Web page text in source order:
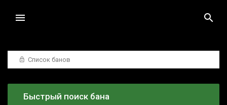
Список банов
Быстрый поиск бана